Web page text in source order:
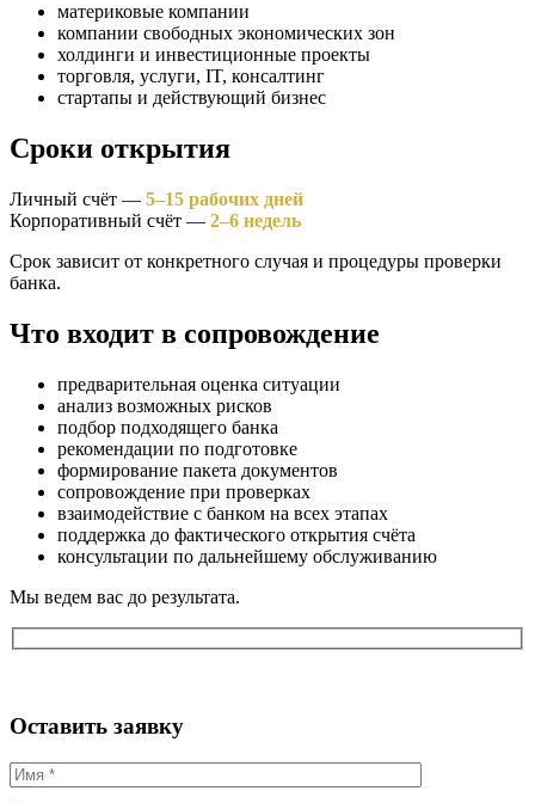
материковые компании
компании свободных экономических зон
холдинги и инвестиционные проекты
торговля, услуги, IT, консалтинг
стартапы и действующий бизнес
Сроки открытия
Личный счёт — 5–15 рабочих дней
Корпоративный счёт — 2–6 недель
Срок зависит от конкретного случая и процедуры проверки
банка.
Что входит в сопровождение
предварительная оценка ситуации
анализ возможных рисков
подбор подходящего банка
рекомендации по подготовке
формирование пакета документов
сопровождение при проверках
взаимодействие с банком на всех этапах
поддержка до фактического открытия счёта
консультации по дальнейшему обслуживанию
Мы ведем вас до результата.
Оставить заявку